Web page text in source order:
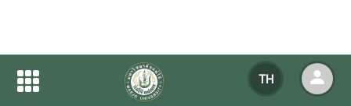
TH
ปฏิทินกิจกรรมของหน่วยงาน
ปฏิทินกิจกรรมของหน่วยงาน